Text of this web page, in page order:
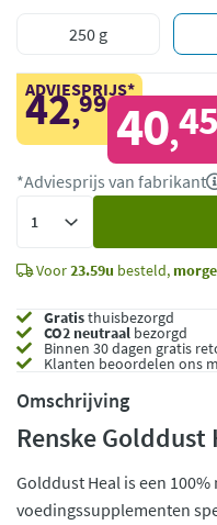
250 g
ADVIESPRIJS*
42,99 40,45
*Adviesprijs van fabrikant
Voor23.59u besteld,
Gratisthuisbezorgd
CO2 neutraal bezorgd
Binnen 30 dagen gratis
Klanten beoordelen ons
Omschrijving
Renske Golddust
Golddust Heal is een
voedingssupplementen